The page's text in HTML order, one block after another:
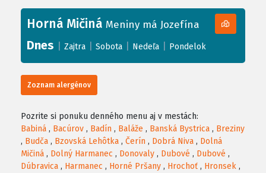
+
−
Horná Mičiná Meniny má Jozefína
Dnes Zajtra Sobota Nedeľa Pondelok
Zoznam alergénov
Pozrite si ponuku denného menu aj v mestách:
Babiná , Bacúrov , Badín , Baláže , Banská Bystrica , Breziny
, Budča , Bzovská Lehôtka , Čerín , Dobrá Niva , Dolná
Mičiná , Dolný Harmanec , Donovaly , Dubové , Dubové ,
Dúbravica , Harmanec , Horné Pršany , Hrochoť , Hronsek ,